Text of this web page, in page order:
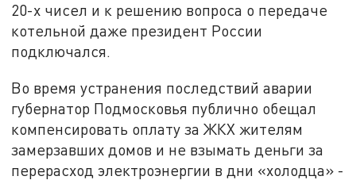
20-х чисел и к решению вопроса о передаче
котельной даже президент России
подключался.
Во время устранения последствий аварии
губернатор Подмосковья публично обещал
компенсировать оплату за ЖКХ жителям
замерзавших домов и не взымать деньги за
перерасход электроэнергии в дни «холодца» -